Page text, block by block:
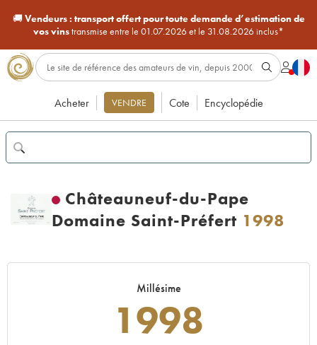
🚚Vendeurs : transport offert pour toute demande d’estimation de
vos vinstransmise entre le 01.07.2026 et le 31.08.2026 inclus*
Acheter VENDRE Cote Encyclopédie
Châteauneuf-du-Pape
Domaine Saint-Préfert 1998
Millésime
1998